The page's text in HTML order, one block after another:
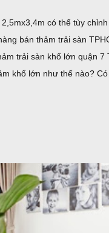
có thể tùy
bán thảm trải sàn
trải sàn khổ lớn quận
khổ lớn như thế nào?
trang trí nhà tại Hồ Chí